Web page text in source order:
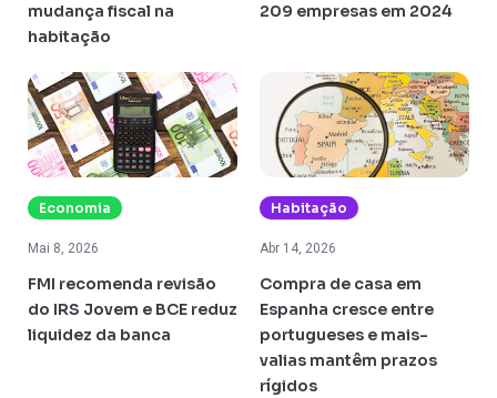
mudança fiscal na
habitação
209 empresas em 2024
Economia
Mai 8, 2026
FMI recomenda revisão
do IRS Jovem e BCE reduz
liquidez da banca
Habitação
Abr 14, 2026
Compra de casa em
Espanha cresce entre
portugueses e mais-
valias mantêm prazos
rígidos